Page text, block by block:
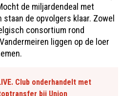
de miljardendeal met
staan de opvolgers klaar. Zowel
consortium rond
liggen op de loer
Club onderhandelt met
bij Union